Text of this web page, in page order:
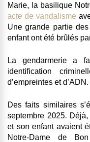
Marie, la basilique
acte de vandalisme
Une grande partie
enfant ont été brûlés
La gendarmerie a
identification
d’empreintes et d’ADN.
Des faits similaires
septembre 2025.
et son enfant avaient
Notre-Dame de